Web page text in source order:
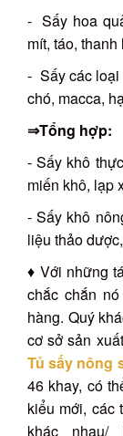
- Sấy hoa
mít, táo,
- Sấy các loại
chó, macca,
⇒Tổng hợp:
- Sấy khô
miến khô, lạp
- Sấy khô
liệu thảo
♦ Với những
chắc chắn
hàng. Quý
cơ sở sản
Tủ sấy nông
46 khay, có
kiểu mới, các
khác